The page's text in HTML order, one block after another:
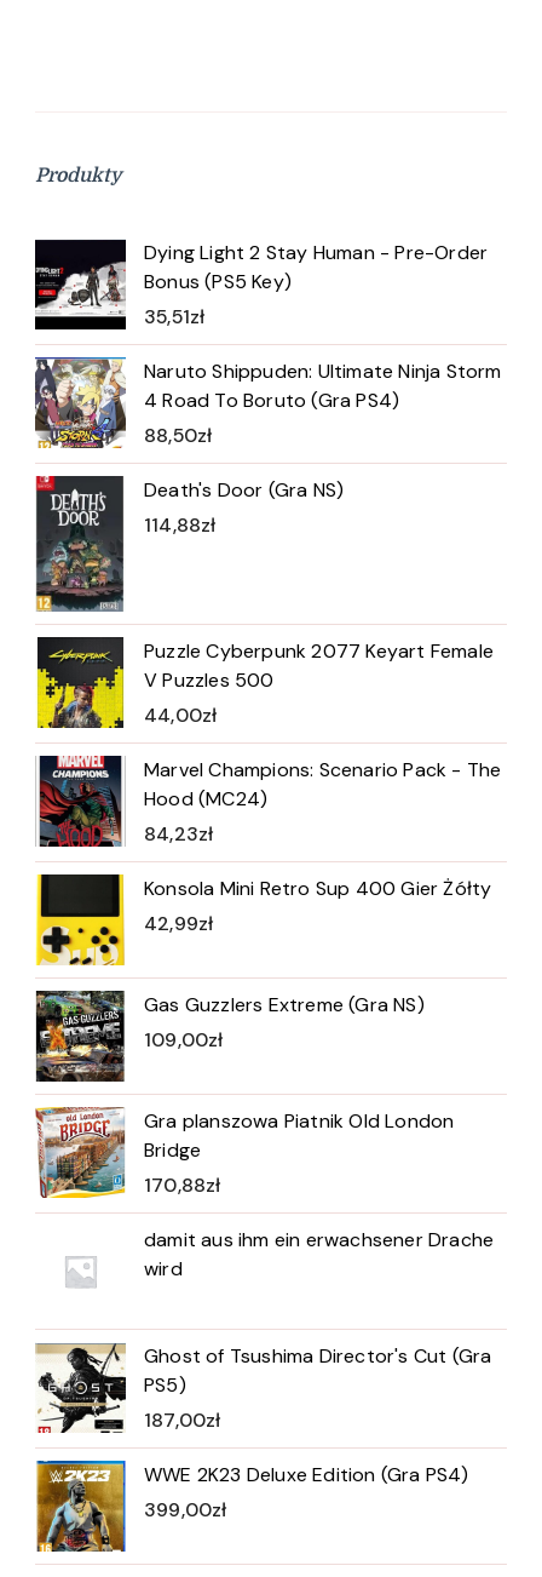
Produkty
Dying Light 2 Stay Human - Pre-Order
Bonus (PS5 Key)
35,51zł
Naruto Shippuden: Ultimate Ninja Storm
4 Road To Boruto (Gra PS4)
88,50zł
Death's Door (Gra NS)
114,88zł
Puzzle Cyberpunk 2077 Keyart Female
V Puzzles 500
44,00zł
Marvel Champions: Scenario Pack - The
Hood (MC24)
84,23zł
Konsola Mini Retro Sup 400 Gier Żółty
42,99zł
Gas Guzzlers Extreme (Gra NS)
109,00zł
Gra planszowa Piatnik Old London
Bridge
170,88zł
damit aus ihm ein erwachsener Drache
wird
Ghost of Tsushima Director's Cut (Gra
PS5)
187,00zł
WWE 2K23 Deluxe Edition (Gra PS4)
399,00zł